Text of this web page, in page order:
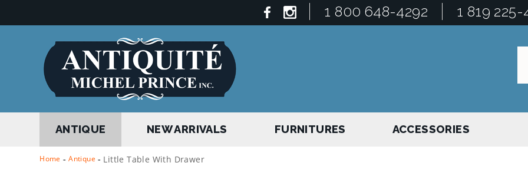
1 800 648-4292 1 819 225-
ANTIQUE NEW ARRIVALS FURNITURES ACCESSORIES
Home - Antique - Little Table With Drawer